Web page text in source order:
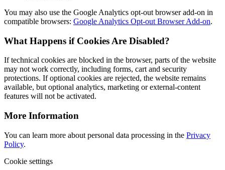
You may also use the Google Analytics opt-out browser add-on in
compatible browsers: Google Analytics Opt-out Browser Add-on.
What Happens if Cookies Are Disabled?
If technical cookies are blocked in the browser, parts of the website
may not work correctly, including forms, cart and security
protections. If optional cookies are rejected, the website remains
available, but optional analytics, marketing or external-content
features will not be activated.
More Information
You can learn more about personal data processing in the Privacy
Policy.
Cookie settings